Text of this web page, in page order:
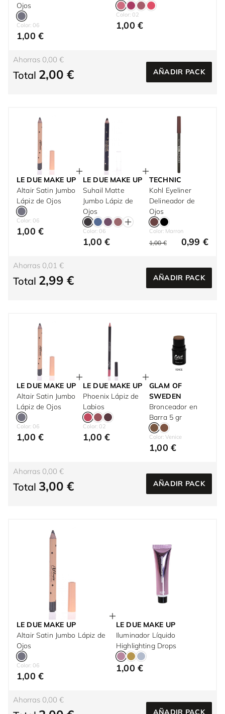
Ojos
Color: 06
1,00 €
Color: 02
1,00 €
Ahorras 0,00 €
Total 2,00 € AÑADIR PACK
LE DUE MAKE UP
Altair Satin Jumbo
Lápiz de Ojos
Color: 06
1,00 €
LE DUE MAKE UP
Suhail Matte
Jumbo Lápiz de
Ojos
Color: 06
1,00 €
TECHNIC
Kohl Eyeliner
Delineador de
Ojos
Color: Marron
1,00 € 0,99 €
Ahorras 0,01 €
Total 2,99 € AÑADIR PACK
LE DUE MAKE UP
Altair Satin Jumbo
Lápiz de Ojos
Color: 06
1,00 €
LE DUE MAKE UP
Phoenix Lápiz de
Labios
Color: 02
1,00 €
GLAM OF
SWEDEN
Bronceador en
Barra 5 gr
Color: Venice
1,00 €
Ahorras 0,00 €
Total 3,00 € AÑADIR PACK
LE DUE MAKE UP
Altair Satin Jumbo Lápiz de
Ojos
Color: 06
1,00 €
LE DUE MAKE UP
Iluminador Líquido
Highlighting Drops
1,00 €
Ahorras 0,00 €
AÑADIR PACK